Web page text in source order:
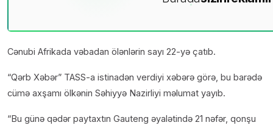
Cənubi Afrikada vəbadan ölənlərin sayı 22-yə çatıb.
“Qərb Xəbər” TASS-a istinadən verdiyi xəbərə görə, bu barədə
cümə axşamı ölkənin Səhiyyə Nazirliyi məlumat yayıb.
“Bu günə qədər paytaxtın Gauteng əyalətində 21 nəfər, qonşu